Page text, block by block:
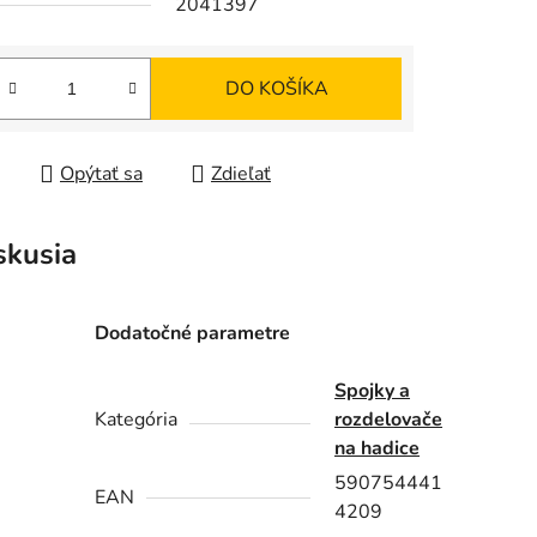
cena:
DO KOŠÍKA
Opýtať sa Zdieľať
Dodatočné parametre
Kategória
Spojky a
rozdelovače
na hadice
EAN
590754441
4209